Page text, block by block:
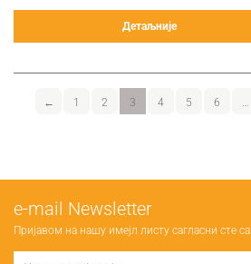
Детаљније
← 1 2 3 4 5 6
е-mail Newsletter
Пријавом на нашу имејл листу сагласни сте са